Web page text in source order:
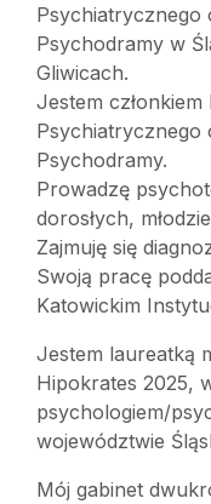
Psychiatrycznego
Psychodramy w
Gliwicach.
Jestem
Psychiatrycznego
Psychodramy.
Prowadzę
dorosłych,
Zajmuję się
Swoją pracę
Katowickim
Jestem laureatką
Hipokrates 2025,
psychologiem/
województwie
Mój gabinet